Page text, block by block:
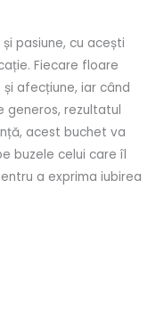
pasiune, cu acești
Fiecare floare
afecțiune, iar când
rezultatul
acest buchet va
buzele celui care îl
a exprima iubirea